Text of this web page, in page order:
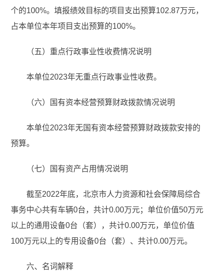
个的100%。填报绩效目标的项目支出预算102.87万元，
占本单位本年项目支出预算的100%。
（五）重点行政事业性收费情况说明
本单位2023年无重点行政事业性收费。
（六）国有资本经营预算财政拨款情况说明
本单位2023年无国有资本经营预算财政拨款安排的
预算。
（七）国有资产占用情况说明
截至2022年底，北京市人力资源和社会保障局综合
事务中心共有车辆0台，共计0.00万元；单位价值50万元
以上的通用设备0台（套），共计0.00万元，单位价值
100万元以上的专用设备0台（套）、共计0.00万元。
六、名词解释